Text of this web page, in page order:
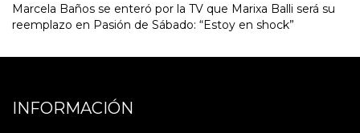
Marcela Baños se enteró por la TV que Marixa Balli será su
reemplazo en Pasión de Sábado: “Estoy en shock”
INFORMACIÓN